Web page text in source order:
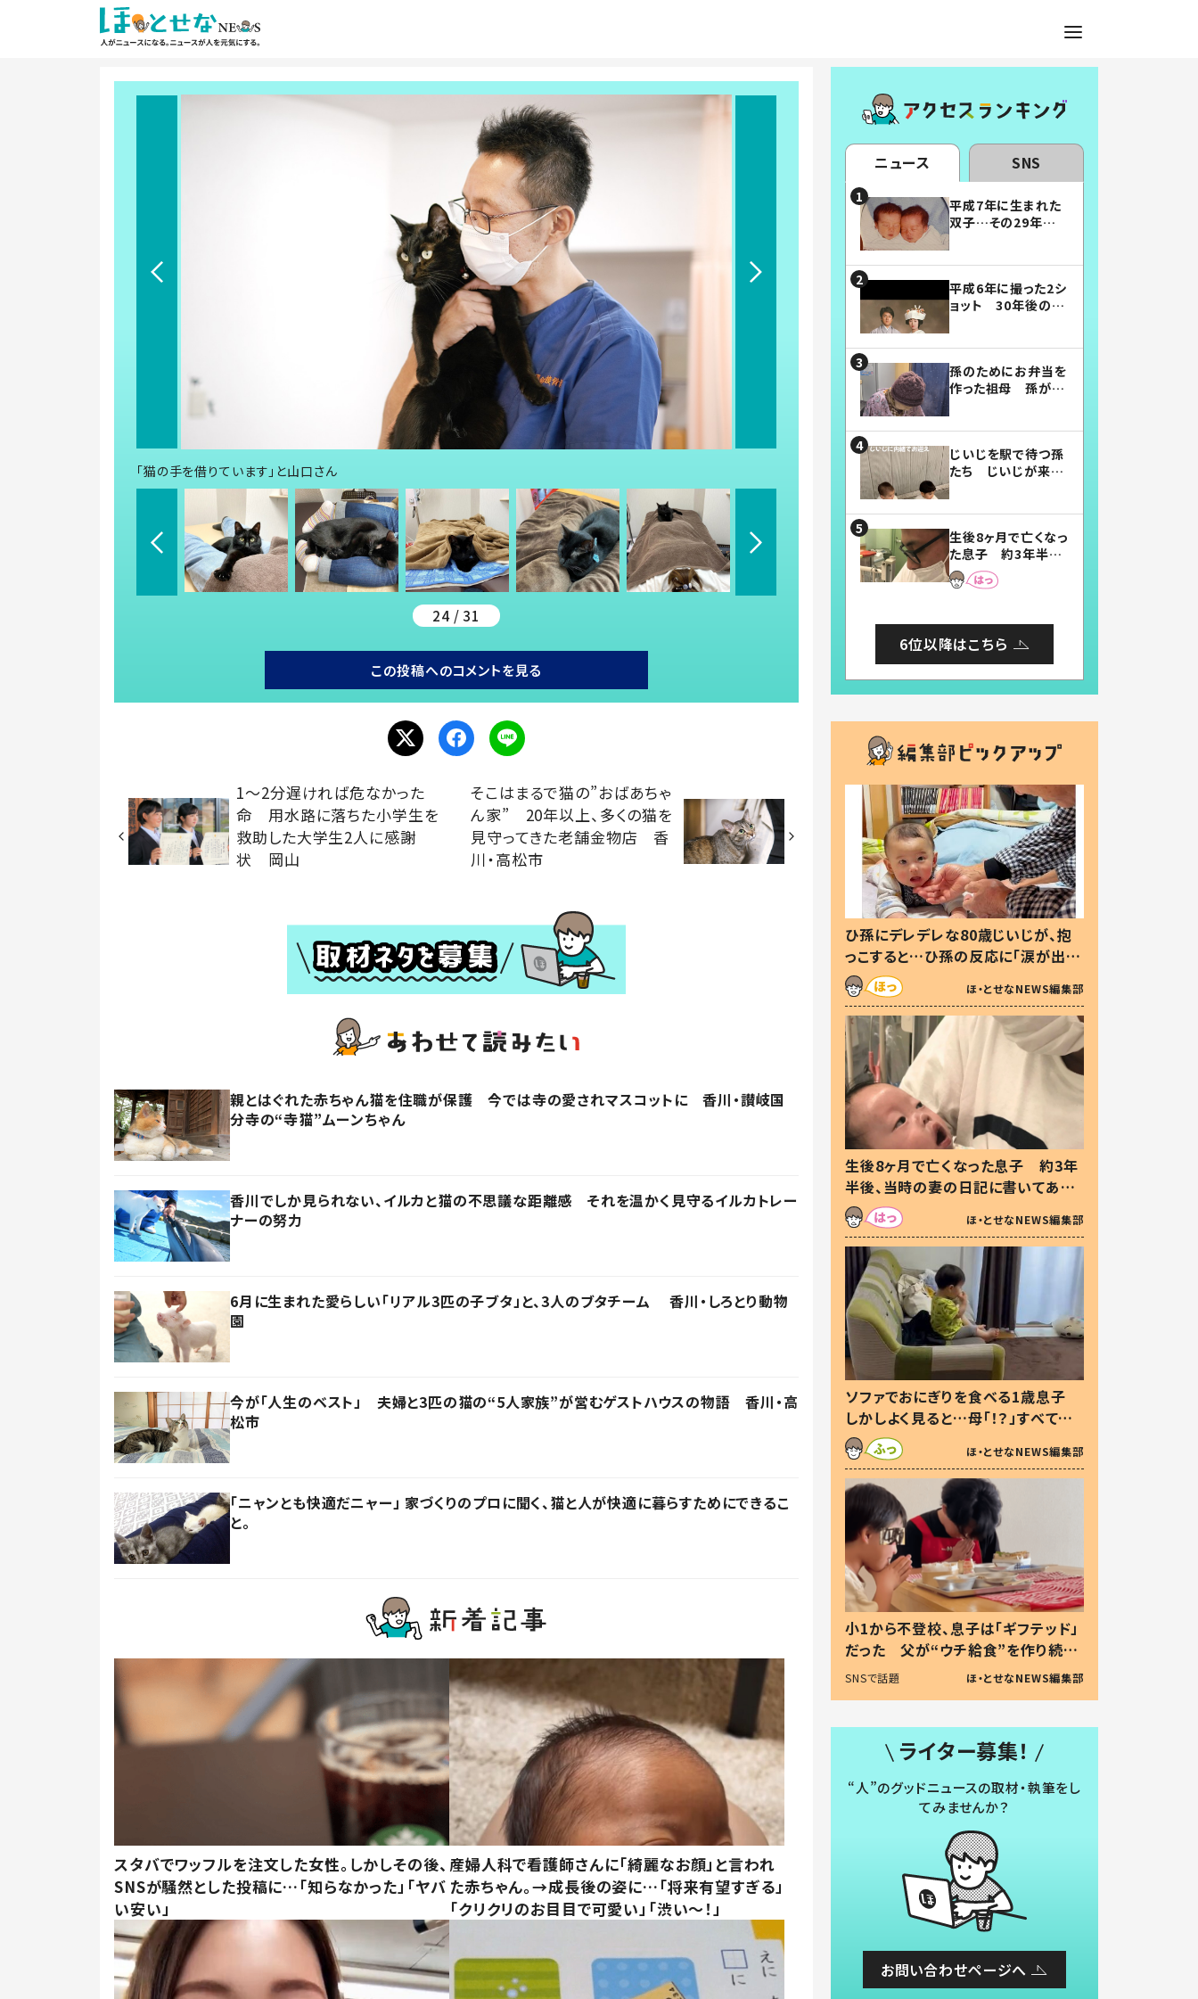
「猫の手を借りています」と山口さん
24 / 31
この投稿へのコメントを見る
1～2分遅ければ危なかった
命 用水路に落ちた小学生を
救助した大学生2人に感謝
状 岡山
そこはまるで猫の”おばあちゃ
ん家” 20年以上、多くの猫を
見守ってきた老舗金物店 香
川・高松市
親とはぐれた赤ちゃん猫を住職が保護 今では寺の愛されマスコットに 香川・讃岐国
分寺の“寺猫”ムーンちゃん
香川でしか見られない、イルカと猫の不思議な距離感 それを温かく見守るイルカトレー
ナーの努力
6月に生まれた愛らしい「リアル3匹の子ブタ」と、3人のブタチーム 香川・しろとり動物
園
今が「人生のベスト」 夫婦と3匹の猫の“5人家族”が営むゲストハウスの物語 香川・高
松市
「ニャンとも快適だニャー」 家づくりのプロに聞く、猫と人が快適に暮らすためにできるこ
と。
スタバでワッフルを注文した女性。しかしその後、
SNSが騒然とした投稿に…「知らなかった」「ヤバ
い安い」
産婦人科で看護師さんに「綺麗なお顔」と言われ
た赤ちゃん。→成長後の姿に…「将来有望すぎる」
「クリクリのお目目で可愛い」「渋い～！」
ニュース SNS
平成7年に生まれた
双子…その29年後
平成6年に撮った2シ
ョット 30年後の姿
孫のためにお弁当を
作った祖母 孫が絶
じいじを駅で待つ孫
たち じいじが来た
まらない」「幸せにな
れる」
生後8ヶ月で亡くなっ
た息子 約3年半
後、当時の妻の日記
に書いてあった本音
6位以降はこちら
ひ孫にデレデレな80歳じいじが、抱
っこすると…ひ孫の反応に「涙が出ま
した」「可愛くて仕方ない」
ほ・とせなNEWS編集部
生後8ヶ月で亡くなった息子 約3年
半後、当時の妻の日記に書いてあっ
た本音とは
ほ・とせなNEWS編集部
ソファでおにぎりを食べる1歳息子
しかしよく見ると…母「！？」すべてを
察した母の投稿に「可愛いから許
す！」「現行犯〜」
ほ・とせなNEWS編集部
小1から不登校、息子は「ギフテッド」
だった 父が“ウチ給食”を作り続け
る理由とは #令和の親 #令和の子
SNSで話題 ほ・とせなNEWS編集部
ライター募集！
“人”のグッドニュースの取材・執筆をし
てみませんか？
お問い合わせページへ